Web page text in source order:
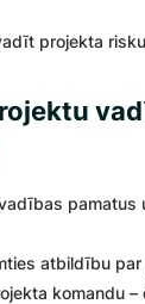
projekta
pamatus
atbildību
komandu –